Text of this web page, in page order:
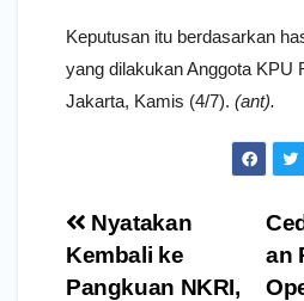
Keputusan itu berdasarkan
yang dilakukan Anggota KPU
Jakarta, Kamis (4/7). (ant).
Navigasi
pos
an
Nyatakan
Kembali ke
Pangkuan NKRI,